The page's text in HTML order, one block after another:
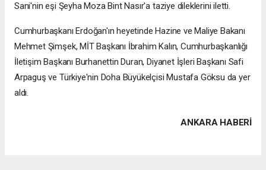
Sani'nin eşi Şeyha Moza Bint Nasır'a taziye dileklerini iletti.
Cumhurbaşkanı Erdoğan'ın heyetinde Hazine ve Maliye Bakanı
Mehmet Şimşek, MİT Başkanı İbrahim Kalın, Cumhurbaşkanlığı
İletişim Başkanı Burhanettin Duran, Diyanet İşleri Başkanı Safi
Arpaguş ve Türkiye'nin Doha Büyükelçisi Mustafa Göksu da yer
aldı.
ANKARA HABERİ